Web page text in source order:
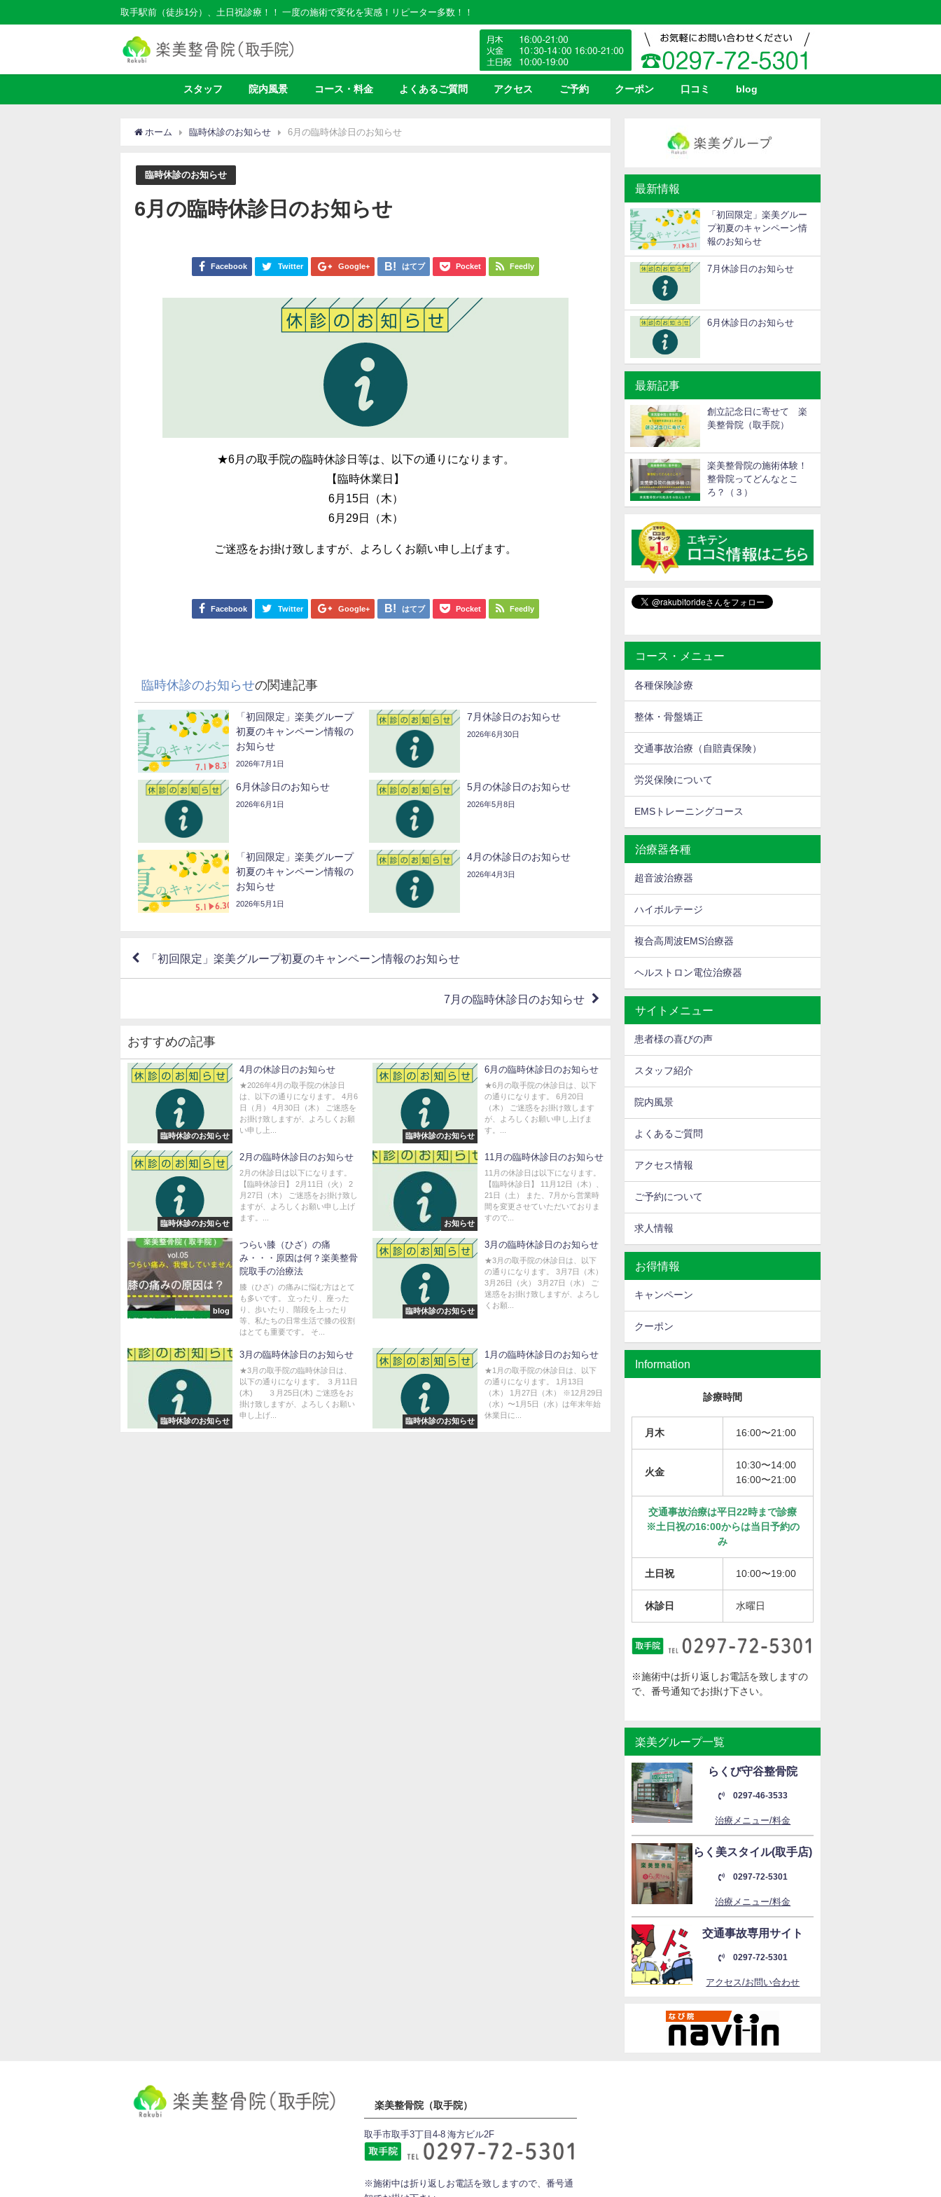
取手駅前（徒歩1分）、土日祝診療！！ 一度の施術で変化を実感！リピーター多数！！
スタッフ 院内風景 コース・料金 よくあるご質問 アクセス ご予約 クーポン 口コミ blog
ホーム 臨時休診のお知らせ 6月の臨時休診日のお知らせ
臨時休診のお知らせ
6月の臨時休診日のお知らせ
Facebook Twitter Google+ はてブ Pocket Feedly
★6月の取手院の臨時休診日等は、以下の通りになります。
【臨時休業日】
6月15日（木）
6月29日（木）
ご迷惑をお掛け致しますが、よろしくお願い申し上げます。
Facebook Twitter Google+ はてブ Pocket Feedly
臨時休診のお知らせの関連記事
「初回限定」楽美グループ
初夏のキャンペーン情報の
お知らせ
2026年7月1日
7月休診日のお知らせ
2026年6月30日
6月休診日のお知らせ
2026年6月1日
5月の休診日のお知らせ
2026年5月8日
「初回限定」楽美グループ
初夏のキャンペーン情報の
お知らせ
2026年5月1日
4月の休診日のお知らせ
2026年4月3日
「初回限定」楽美グループ初夏のキャンペーン情報のお知らせ
7月の臨時休診日のお知らせ
おすすめの記事
臨時休診のお知らせ
4月の休診日のお知らせ
★2026年4月の取手院の休診日
は、以下の通りになります。 4月6
日（月） 4月30日（木） ご迷惑を
お掛け致しますが、よろしくお願
い申し上...
臨時休診のお知らせ
6月の臨時休診日のお知らせ
★6月の取手院の休診日は、以下
の通りになります。 6月20日
（木） ご迷惑をお掛け致します
が、よろしくお願い申し上げま
す。...
臨時休診のお知らせ
2月の臨時休診日のお知らせ
2月の休診日は以下になります。
【臨時休診日】 2月11日（火） 2
月27日（木） ご迷惑をお掛け致し
ますが、よろしくお願い申し上げ
ます。...
お知らせ
11月の臨時休診日のお知らせ
11月の休診日は以下になります。
【臨時休診日】 11月12日（木）、
21日（土） また、7月から営業時
間を変更させていただいておりま
すので...
blog
つらい膝（ひざ）の痛
み・・・原因は何？楽美整骨
院取手の治療法
膝（ひざ）の痛みに悩む方はとて
も多いです。 立ったり、座った
り、歩いたり、階段を上ったり
等、私たちの日常生活で膝の役割
はとても重要です。 そ...
臨時休診のお知らせ
3月の臨時休診日のお知らせ
★3月の取手院の休診日は、以下
の通りになります。 3月7日（木）
3月26日（火） 3月27日（水） ご
迷惑をお掛け致しますが、よろし
くお願...
臨時休診のお知らせ
3月の臨時休診日のお知らせ
★3月の取手院の臨時休診日は、
以下の通りになります。 ３月11日
(木) ３月25日(木) ご迷惑をお
掛け致しますが、よろしくお願い
申し上げ...
臨時休診のお知らせ
1月の臨時休診日のお知らせ
★1月の取手院の休診日は、以下
の通りになります。 1月13日
（木） 1月27日（木） ※12月29日
（水）〜1月5日（水）は年末年始
休業日に...
最新情報
「初回限定」楽美グルー
プ初夏のキャンペーン情
報のお知らせ
7月休診日のお知らせ
6月休診日のお知らせ
最新記事
創立記念日に寄せて 楽
美整骨院（取手院）
楽美整骨院の施術体験！
整骨院ってどんなとこ
ろ？（３）
コース・メニュー
各種保険診療
整体・骨盤矯正
交通事故治療（自賠責保険）
労災保険について
EMSトレーニングコース
治療器各種
超音波治療器
ハイボルテージ
複合高周波EMS治療器
ヘルストロン電位治療器
サイトメニュー
患者様の喜びの声
スタッフ紹介
院内風景
よくあるご質問
アクセス情報
ご予約について
求人情報
お得情報
キャンペーン
クーポン
Information
診療時間
月木 16:00〜21:00
火金
10:30〜14:00
16:00〜21:00
交通事故治療は平日22時まで診療
※土日祝の16:00からは当日予約の
み
土日祝 10:00〜19:00
休診日 水曜日
※施術中は折り返しお電話を致しますの
で、番号通知でお掛け下さい。
楽美グループ一覧
らくび守谷整骨院
0297-46-3533
治療メニュー/料金
らく美スタイル(取手店)
0297-72-5301
治療メニュー/料金
交通事故専用サイト
0297-72-5301
アクセス/お問い合わせ
楽美整骨院（取手院）
取手市取手3丁目4-8 海方ビル2F
※施術中は折り返しお電話を致しますので、番号通